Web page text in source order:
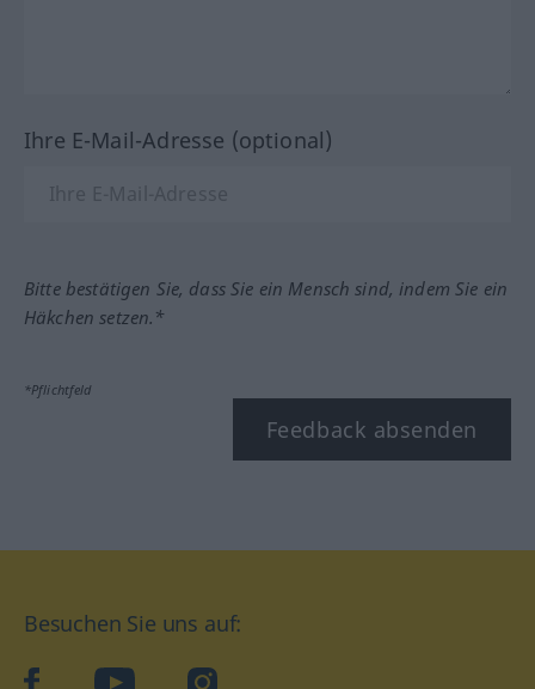
Ihre E-Mail-Adresse (optional)
Bitte bestätigen Sie, dass Sie ein Mensch sind, indem Sie ein
Häkchen setzen.*
*Pflichtfeld
Feedback absenden
Besuchen Sie uns auf:
facebookYouTube Instagram